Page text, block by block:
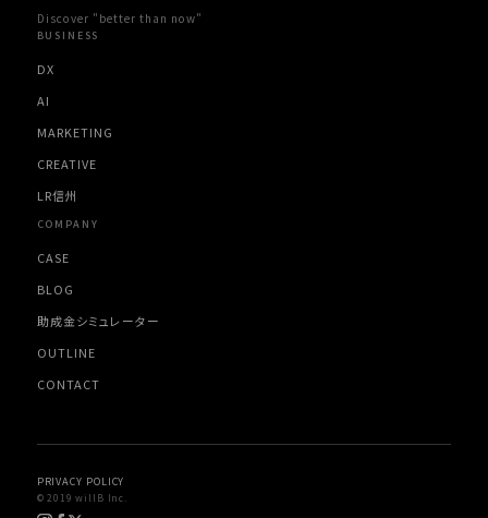
Discover "better than now"
BUSINESS
DX
AI
MARKETING
CREATIVE
LR信州
COMPANY
CASE
BLOG
助成金シミュレーター
OUTLINE
CONTACT
PRIVACY POLICY
© 2019 willB Inc.